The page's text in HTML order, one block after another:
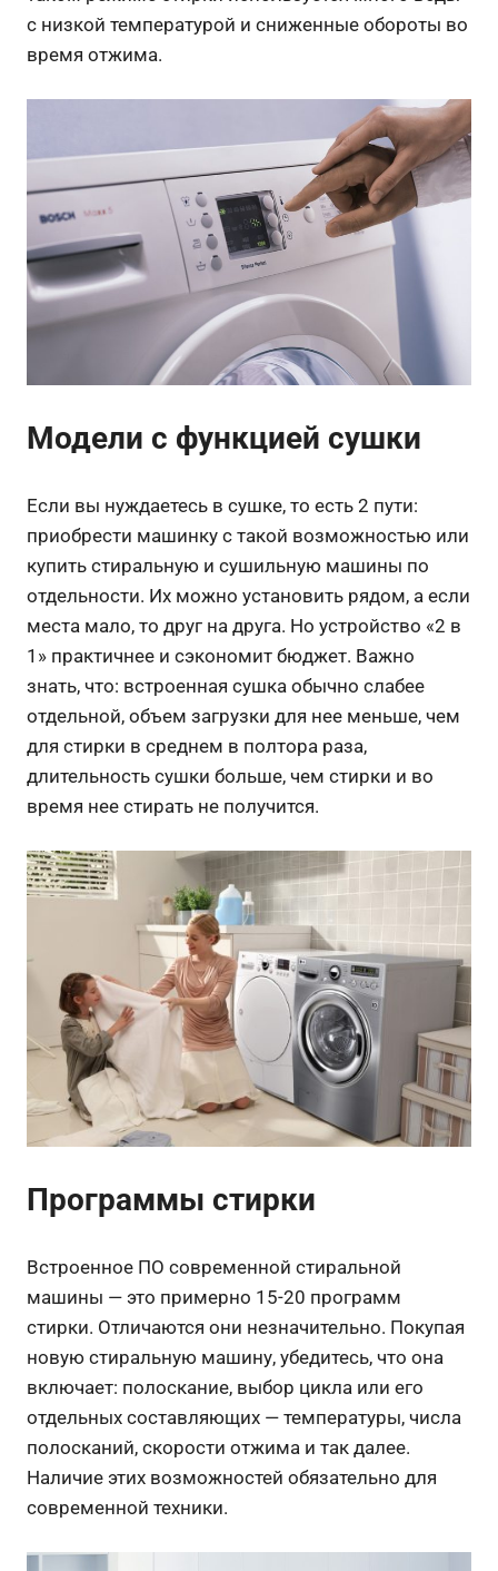
с низкой температурой и сниженные обороты во
время отжима.
Модели с функцией сушки
Если вы нуждаетесь в сушке, то есть 2 пути:
приобрести машинку с такой возможностью или
купить стиральную и сушильную машины по
отдельности. Их можно установить рядом, а если
места мало, то друг на друга. Но устройство «2 в
1» практичнее и сэкономит бюджет. Важно
знать, что: встроенная сушка обычно слабее
отдельной, объем загрузки для нее меньше, чем
для стирки в среднем в полтора раза,
длительность сушки больше, чем стирки и во
время нее стирать не получится.
Программы стирки
Встроенное ПО современной стиральной
машины — это примерно 15-20 программ
стирки. Отличаются они незначительно. Покупая
новую стиральную машину, убедитесь, что она
включает: полоскание, выбор цикла или его
отдельных составляющих — температуры, числа
полосканий, скорости отжима и так далее.
Наличие этих возможностей обязательно для
современной техники.